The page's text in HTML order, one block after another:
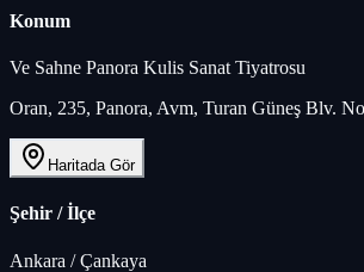
Konum
Ve Sahne Panora Kulis Sanat Tiyatrosu
Oran, 235, Panora, Avm, Turan Güneş Blv.
Haritada Gör
Şehir / İlçe
Ankara /Çankaya